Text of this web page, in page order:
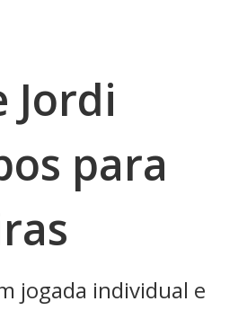
Jordi
para
jogada individual e